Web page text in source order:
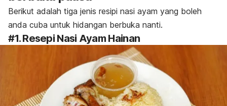
Berikut adalah tiga jenis resipi nasi ayam yang boleh
anda cuba untuk hidangan berbuka nanti.
#1. Resepi Nasi Ayam Hainan